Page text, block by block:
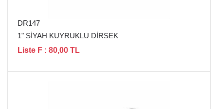
DR147
1" SİYAH KUYRUKLU DİRSEK
Liste F : 80,00 TL